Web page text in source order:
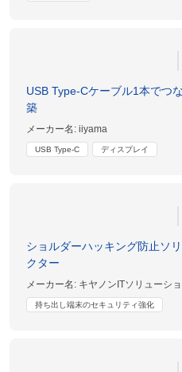
USB Type-Cケーブル1本でつ
築
メーカー名:iiyama
USB Type-C ディスプレイ
ショルダーハッキング防止ソ
クター
メーカー名: キヤノンITソリューシ
持ち出し端末のセキュリティ強化